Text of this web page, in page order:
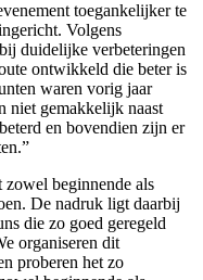
toegankelijker te
Volgens
duidelijke verbeteringen
ontwikkeld die beter is
waren vorig jaar
niet gemakkelijk naast
en bovendien zijn er
beginnende als
De nadruk ligt daarbij
die zo goed geregeld
organiseren dit
proberen het zo